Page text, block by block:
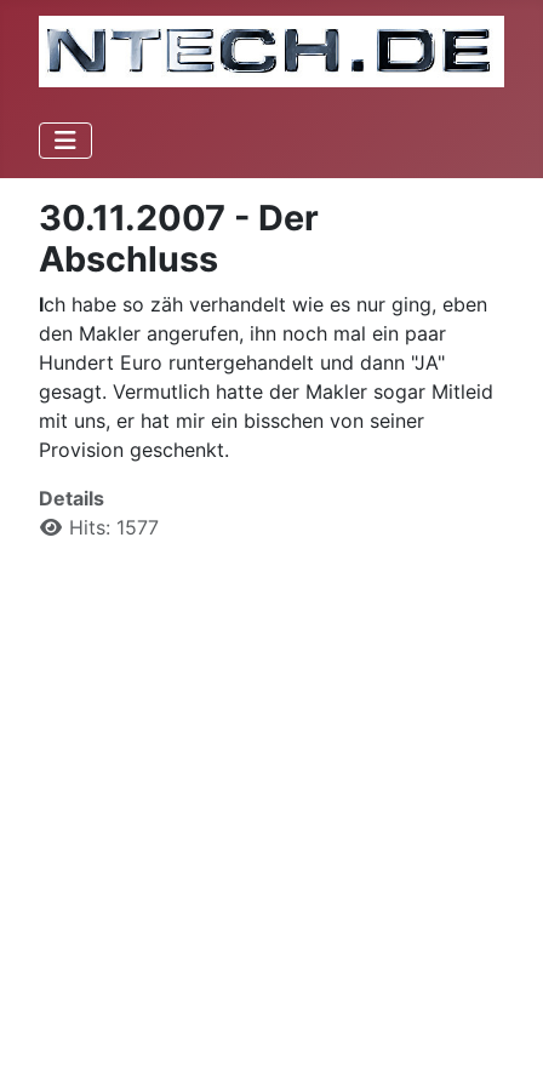
30.11.2007 - Der
Abschluss
Ich habe so zäh verhandelt wie es nur ging, eben
den Makler angerufen, ihn noch mal ein paar
Hundert Euro runtergehandelt und dann "JA"
gesagt. Vermutlich hatte der Makler sogar Mitleid
mit uns, er hat mir ein bisschen von seiner
Provision geschenkt.
Details
Hits: 1577